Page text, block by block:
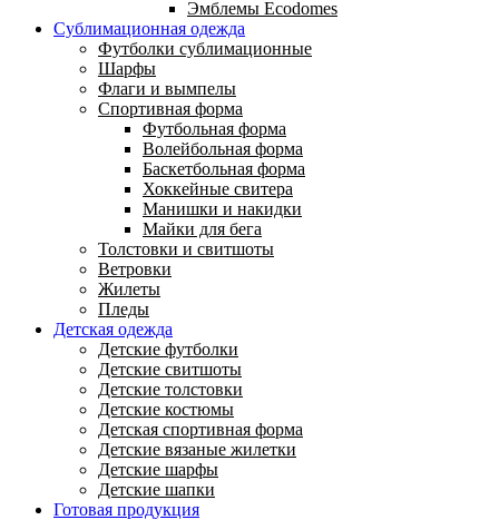
Эмблемы Ecodomes
Сублимационная одежда
Футболки сублимационные
Шарфы
Флаги и вымпелы
Спортивная форма
Футбольная форма
Волейбольная форма
Баскетбольная форма
Хоккейные свитера
Манишки и накидки
Майки для бега
Толстовки и свитшоты
Ветровки
Жилеты
Пледы
Детская одежда
Детские футболки
Детские свитшоты
Детские толстовки
Детские костюмы
Детская спортивная форма
Детские вязаные жилетки
Детские шарфы
Детские шапки
Готовая продукция